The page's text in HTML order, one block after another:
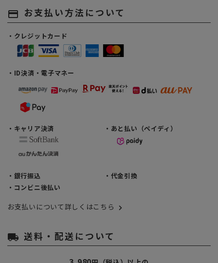
payment お支払い方法について
・クレジットカード
・ID決済・電子マネー
・キャリア決済 ・あと払い（ペイディ）
・銀行振込
・代金引換
・コンビニ後払い
お支払いについて詳しくはこちら
local_shipping 送料・配送について